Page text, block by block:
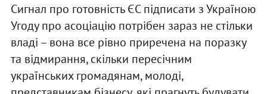
Сигнал про готовність ЄС підписати з Україною
Угоду про асоціацію потрібен зараз не стільки
владі – вона все рівно приречена на поразку
та відмирання, скільки пересічним
українських громадянам, молоді,